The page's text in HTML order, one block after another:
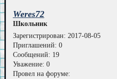
Weres72
Школьник
Зарегистрирован: 2017-08-05
Приглашений: 0
Сообщений: 19
Уважение: 0
Провел на форуме: